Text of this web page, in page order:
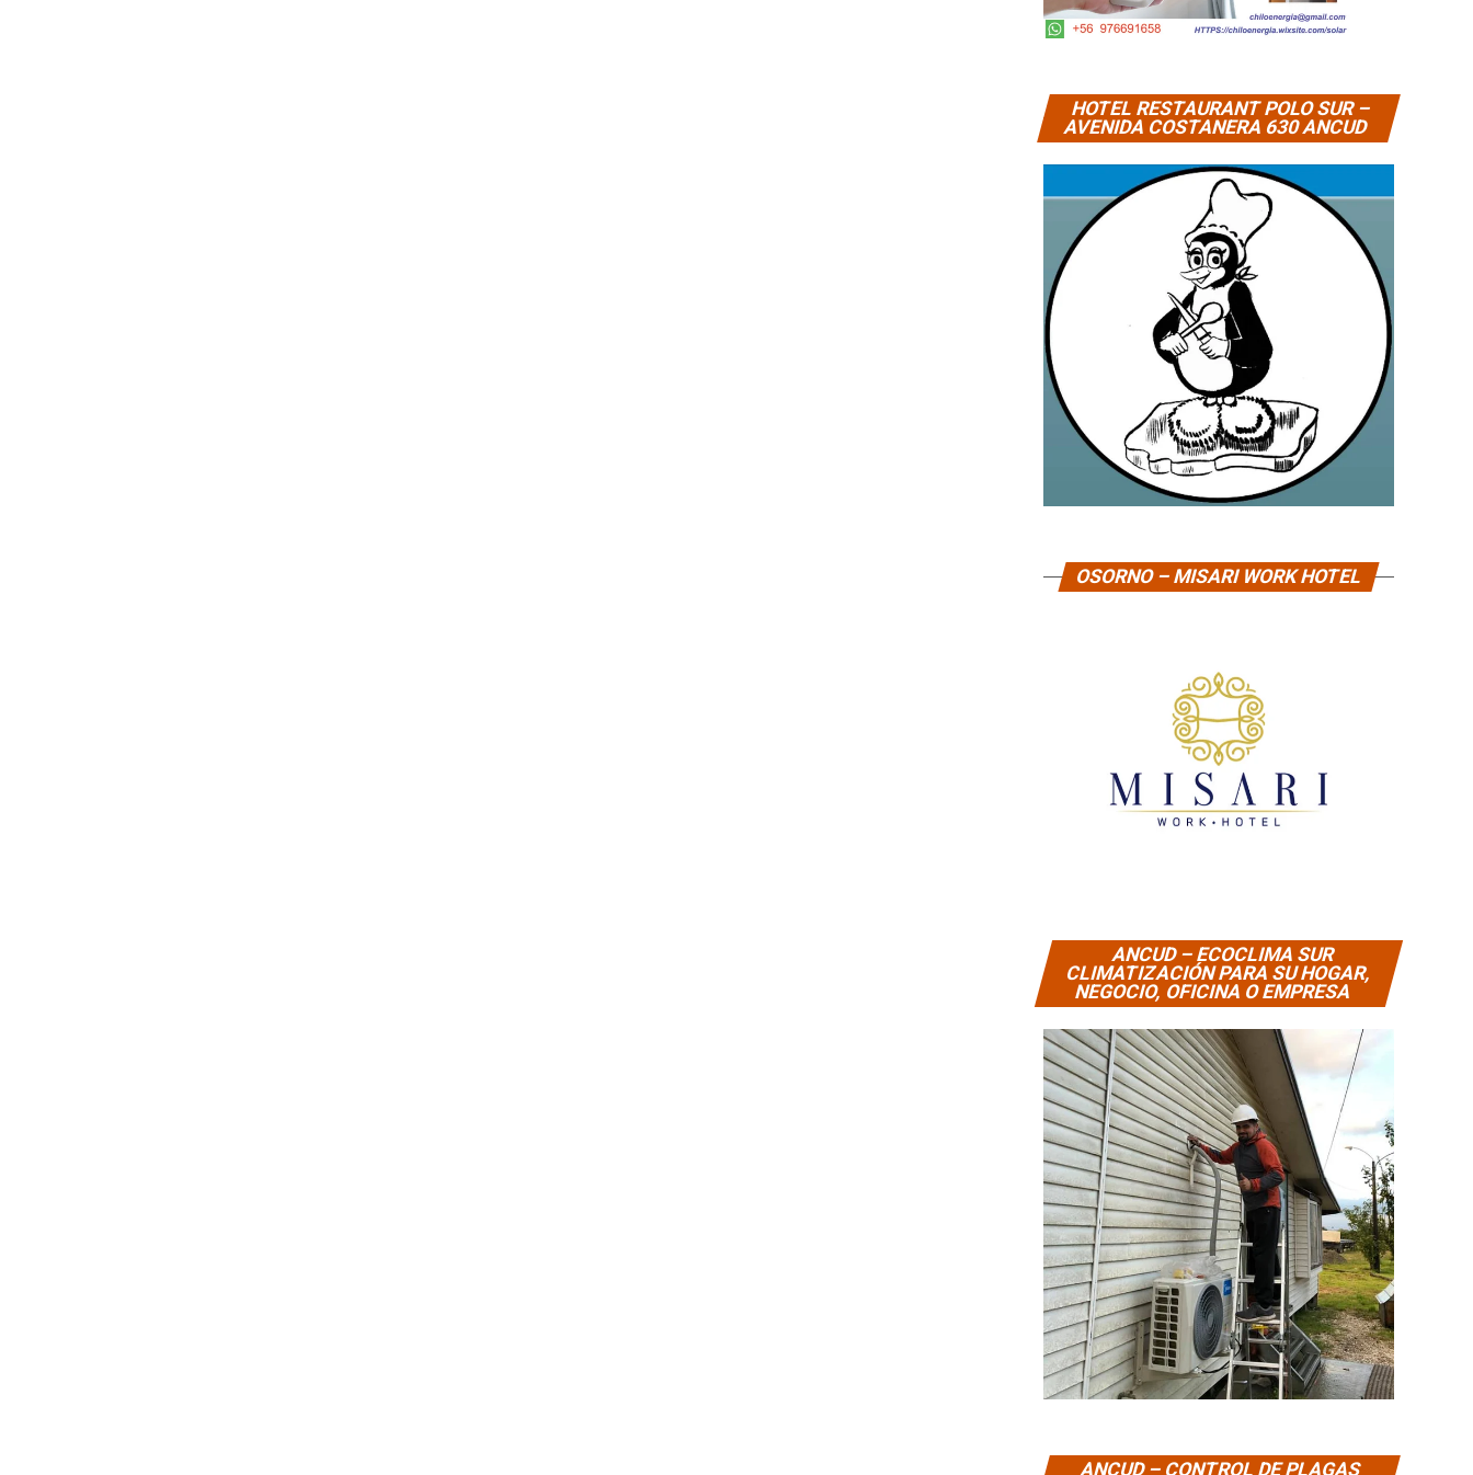
HOTEL RESTAURANT POLO SUR –
AVENIDA COSTANERA 630 ANCUD
OSORNO – MISARI WORK HOTEL
ANCUD – ECOCLIMA SUR
CLIMATIZACIÓN PARA SU HOGAR,
NEGOCIO, OFICINA O EMPRESA
ANCUD – CONTROL DE PLAGAS